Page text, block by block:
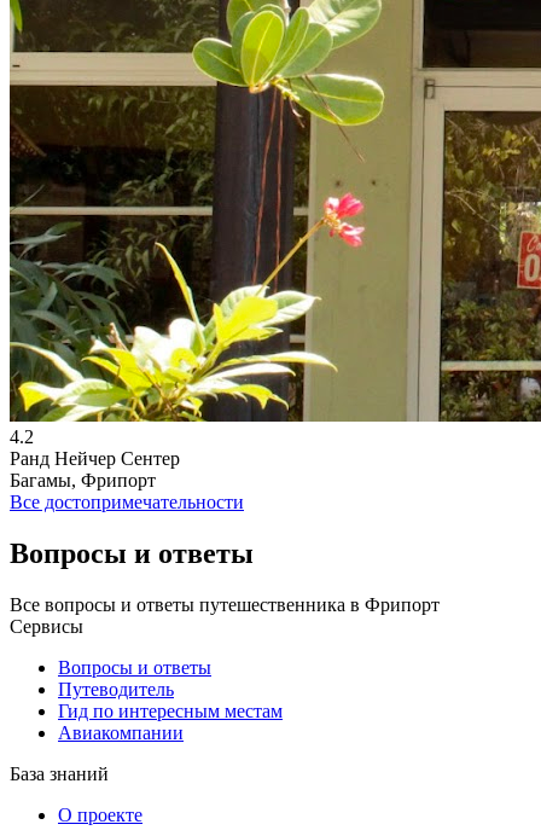
4.2
Ранд Нейчер Сентер
Багамы, Фрипорт
Все достопримечательности
Вопросы и ответы
Все вопросы и ответы путешественника в Фрипорт
Сервисы
Вопросы и ответы
Путеводитель
Гид по интересным местам
Авиакомпании
База знаний
О проекте